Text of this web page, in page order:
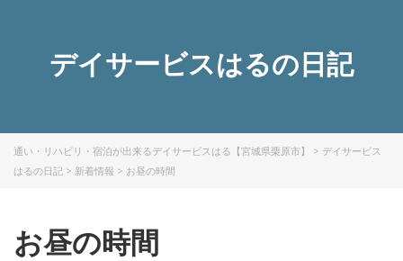
デイサービスはるの日記
通い・リハビリ・宿泊が出来るデイサービスはる【宮城県栗原市】 > デイサービス
はるの日記 > 新着情報 > お昼の時間
お昼の時間